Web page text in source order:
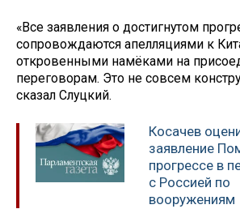
«Все заявления о достигнутом
сопровождаются апелляциями к
откровенными намёками на
переговорам. Это не совсем
сказал Слуцкий.
Косачев
заявление
прогрессе в
с Россией по
вооружениям